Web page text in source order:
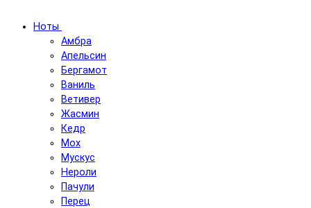
Ноты
Амбра
Апельсин
Бергамот
Ваниль
Ветивер
Жасмин
Кедр
Мох
Мускус
Нероли
Пачули
Перец